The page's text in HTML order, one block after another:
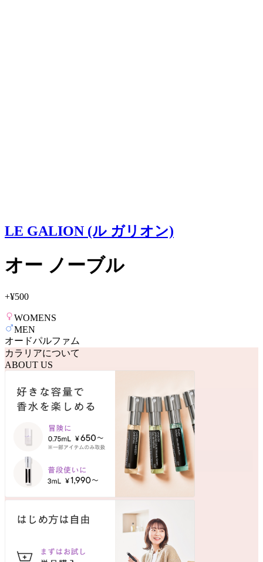
LE GALION (ル ガリオン)
オー ノーブル
+¥500
WOMENS
MEN
オードパルファム
カラリアについて
ABOUT US